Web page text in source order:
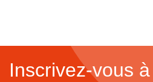
Inscrivez-vous